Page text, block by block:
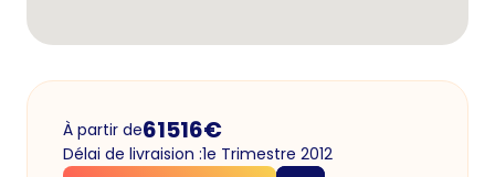
À partir de61516€
Délai de livraision :1e Trimestre 2012